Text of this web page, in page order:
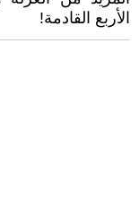
الأربع القادمة!